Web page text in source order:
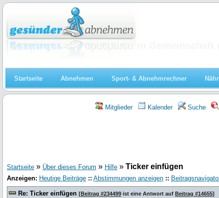
Startseite Abnehmen Sport- & Abnehmrechner
Mitglieder Kalender Suche
Startseite » Über dieses Forum » Hilfe » Ticker einfügen
Anzeigen: Heutige Beiträge :: Abstimmungen anzeigen ::
Re: Ticker einfügen [Beitrag #234499 ist eine Antwort auf Beitrag #14655]